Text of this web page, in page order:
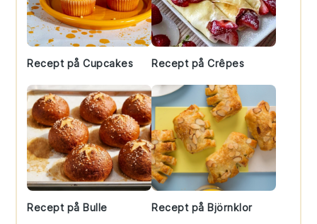
Recept på Cupcakes Recept på Crêpes
Recept på Bulle Recept på Björnklor